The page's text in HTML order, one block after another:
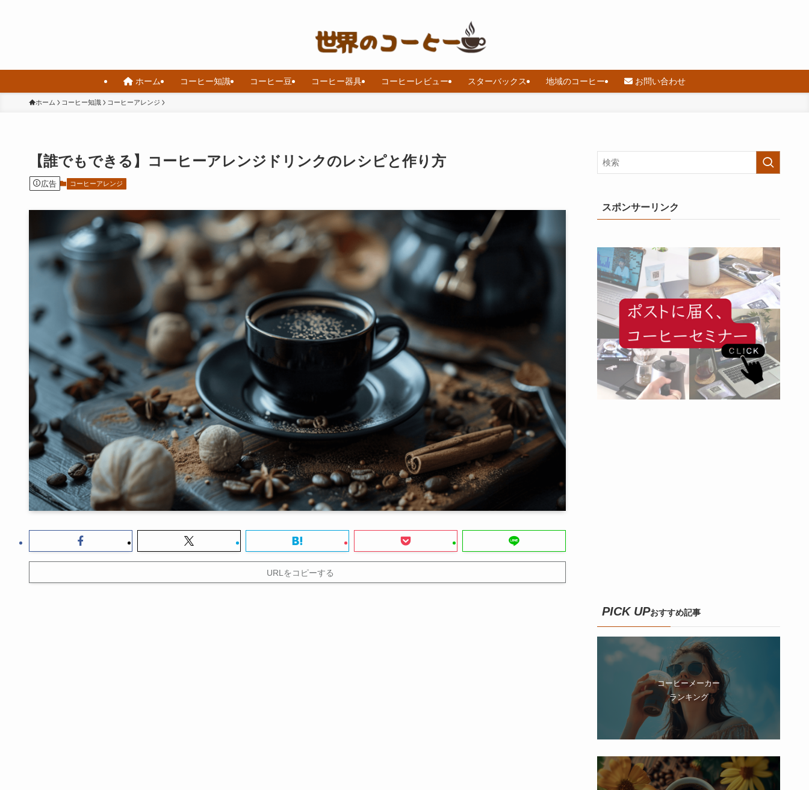
ホーム コーヒー知識 コーヒー豆 コーヒー器具 コーヒーレビュー スターバックス 地域のコーヒー お問い合わせ
ホーム コーヒー知識 コーヒーアレンジ
【誰でもできる】コーヒーアレンジドリンクのレシピと作り方
広告 コーヒーアレンジ
URLをコピーする
スポンサーリンク
PICK UPおすすめ記事
コーヒーメーカー
ランキング